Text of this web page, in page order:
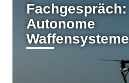
Fachgespräch:
Autonome
Waffensysteme